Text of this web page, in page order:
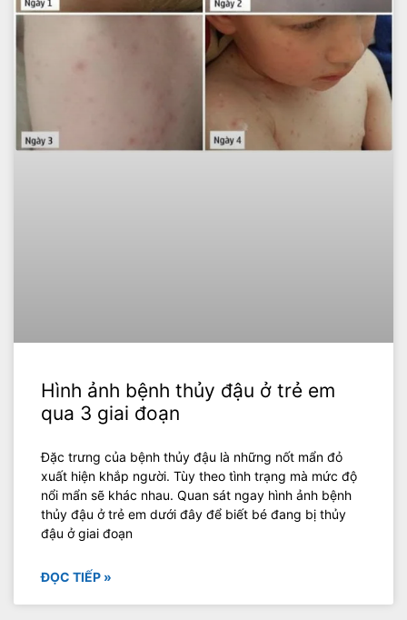
Hình ảnh bệnh thủy đậu ở trẻ em
qua 3 giai đoạn
Đặc trưng của bệnh thủy đậu là những nốt mẩn đỏ
xuất hiện khắp người. Tùy theo tình trạng mà mức độ
nổi mẩn sẽ khác nhau. Quan sát ngay hình ảnh bệnh
thủy đậu ở trẻ em dưới đây để biết bé đang bị thủy
đậu ở giai đoạn
ĐỌC TIẾP »